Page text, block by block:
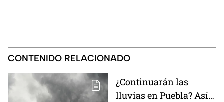
CONTENIDO RELACIONADO
¿Continuarán las
lluvias en Puebla? Así